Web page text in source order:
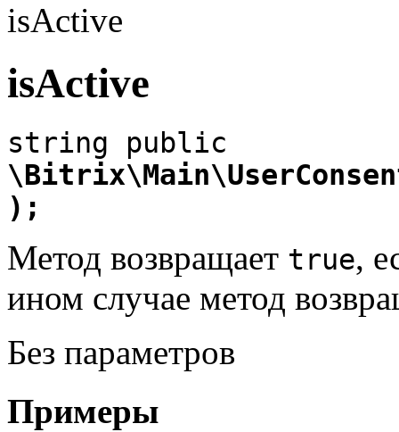
isActive
isActive
);
Метод возвращает true,
ином случае метод
Без параметров
Примеры